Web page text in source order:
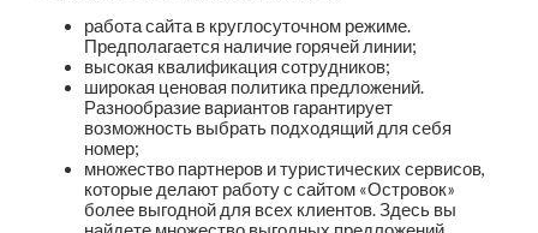
работа сайта в круглосуточном режиме.
Предполагается наличие горячей линии;
высокая квалификация сотрудников;
широкая ценовая политика предложений.
Разнообразие вариантов гарантирует
возможность выбрать подходящий для себя
номер;
множество партнеров и туристических сервисов,
которые делают работу с сайтом «Островок»
более выгодной для всех клиентов. Здесь вы